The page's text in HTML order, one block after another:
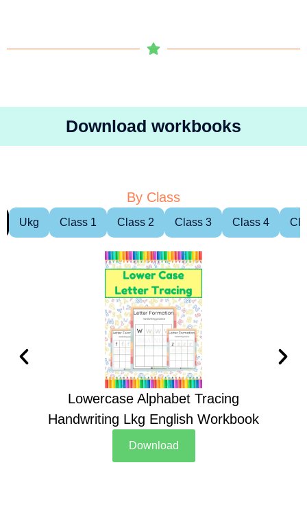
Download workbooks
By Class
Ukg Class 1 Class 2 Class 3 Class 4
Lowercase Alphabet Tracing
Handwriting Lkg English Workbook
Download